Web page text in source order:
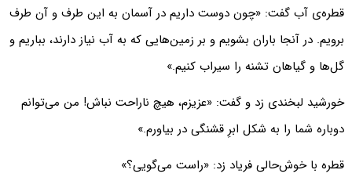
قطره‌ی آب گفت: «چون دوست داریم در آسمان به این طرف و آن طرف
برویم. در آنجا باران بشویم و بر زمین‌هایی که به آب نیاز دارند، بباریم و
گل‌ها و گیاهان تشنه را سیراب کنیم.»
خورشید لبخندی زد و گفت: «عزیزم، هیچ ناراحت نباش! من می‌توانم
دوباره شما را به شکل ابرِ قشنگی در بیاورم.»
قطره با خوش‌حالی فریاد زد: «راست می‌گویی؟»